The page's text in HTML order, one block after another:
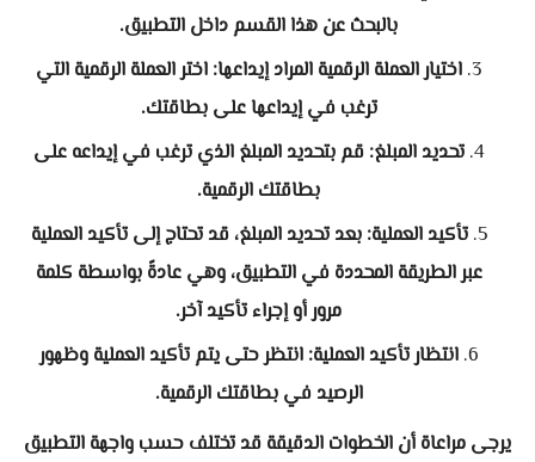
بالبحث عن هذا القسم داخل التطبيق.
اختيار العملة الرقمية المراد إيداعها: اختر العملة الرقمية التي
ترغب في إيداعها على بطاقتك.
تحديد المبلغ: قم بتحديد المبلغ الذي ترغب في إيداعه على
بطاقتك الرقمية.
تأكيد العملية: بعد تحديد المبلغ، قد تحتاج إلى تأكيد العملية
عبر الطريقة المحددة في التطبيق، وهي عادةً بواسطة كلمة
مرور أو إجراء تأكيد آخر.
انتظار تأكيد العملية: انتظر حتى يتم تأكيد العملية وظهور
الرصيد في بطاقتك الرقمية.
يرجى مراعاة أن الخطوات الدقيقة قد تختلف حسب واجهة التطبيق